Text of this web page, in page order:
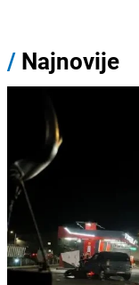
/ Najnovije